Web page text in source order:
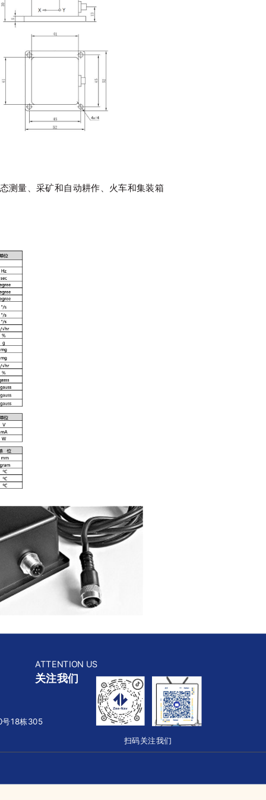
量、采矿和自动耕作、火车和集装箱
ATTENTION US
关注我们
号18栋305
扫码关注我们